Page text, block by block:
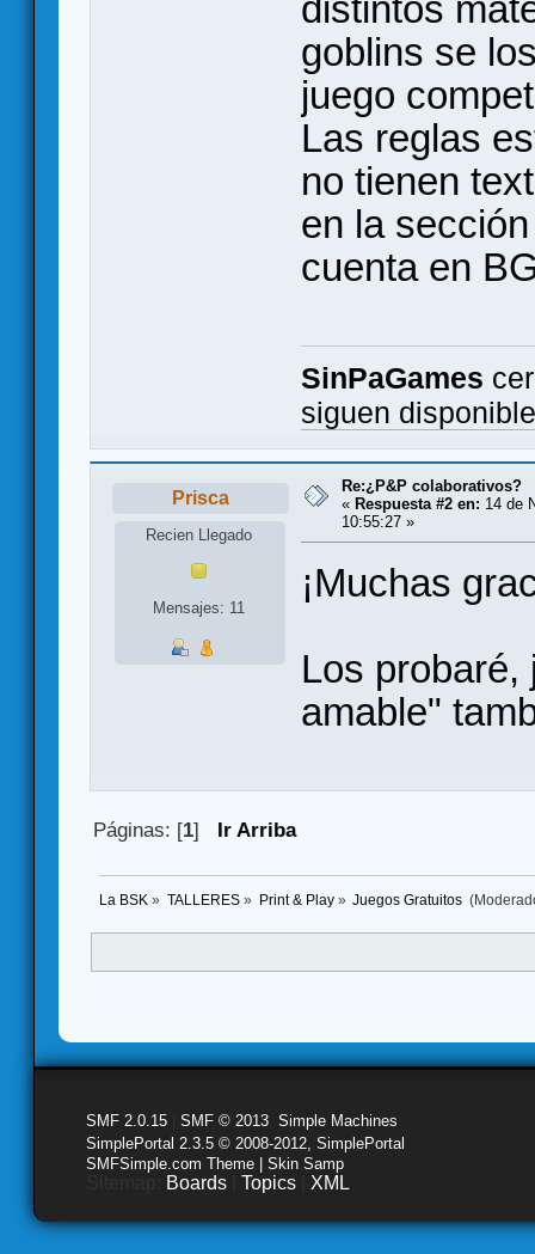
distintos
goblins se
juego
Las reglas
no tienen
en la
cuenta en
SinPaGames
siguen
Prisca
Recien Llegado
Mensajes: 11
Re:¿P&P colaborativos?
« Respuesta #2 en: 14 de
10:55:27 »
¡Muchas
Los probaré,
amable"
Páginas: [1] Ir Arriba
La BSK » TALLERES» Print & Play» Juegos Gratuitos
SMF 2.0.15 SMF © 2013 Simple Machines
SimplePortal 2.3.5 © 2008-2012, SimplePortal
SMFSimple.com Theme | Skin Samp
Boards Topics XML